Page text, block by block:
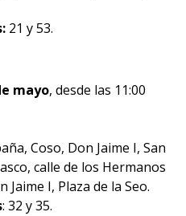
21 y 53.
mayo, desde las 11:00
Coso, Don Jaime I, San
calle de los Hermanos
I, Plaza de la Seo.
: 32 y 35.